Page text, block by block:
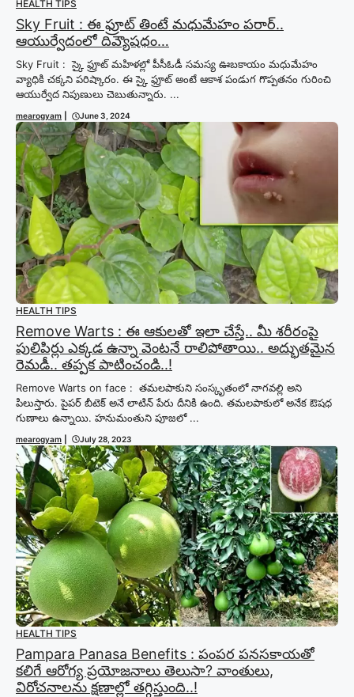
HEALTH TIPS
Sky Fruit : ఈ ఫ్రూట్ తింటే మధుమేహం పరార్..
ఆయుర్వేదంలో దివ్యౌషధం…
Sky Fruit : స్కై ఫ్రూట్ మహిళల్లో పీసీఓడీ సమస్య ఊబకాయం మధుమేహం
వ్యాధికి చక్కని పరిష్కారం. ఈ స్కై ఫ్రూట్ అంటే ఆకాశ పండుగ గొప్పతనం గురించి
ఆయుర్వేద నిపుణులు చెబుతున్నారు. ...
mearogyam June 3, 2024
HEALTH TIPS
Remove Warts : ఈ ఆకులతో ఇలా చేస్తే.. మీ శరీరంపై
పులిపిర్లు ఎక్కడ ఉన్నా వెంటనే రాలిపోతాయి.. అద్భుతమైన
రెమడీ.. తప్పక పాటించండి..!
Remove Warts on face : తమలపాకుని సంస్కృతంలో నాగవల్లి అని
పిలుస్తారు. పైపర్ బీటెక్ అనే లాటిన్ పేరు దీనికి ఉంది. తమలపాకులో అనేక ఔషధ
గుణాలు ఉన్నాయి. హనుమంతుని పూజలో ...
mearogyam July 28, 2023
HEALTH TIPS
Pampara Panasa Benefits : పంపర పనసకాయతో
కలిగే ఆరోగ్య ప్రయోజనాలు తెలుసా? వాంతులు,
విరోచనాలను క్షణాల్లో తగ్గిస్తుంది..!